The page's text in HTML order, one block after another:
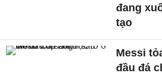
đang
tạo
Messi
đầu đá